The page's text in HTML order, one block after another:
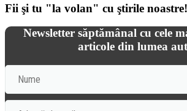
Fii şi tu "la volan" cu ştirile noastre!
Newsletter săptămânal cu cele
articole din lumea